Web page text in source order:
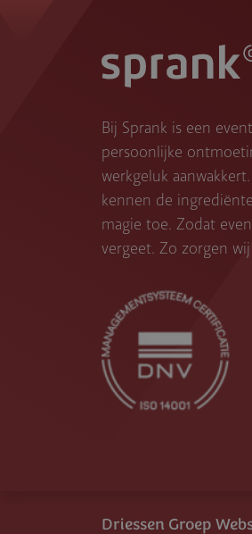
Bij Sprank is een
persoonlijke
werkgeluk
kennen de
magie toe. Zodat
vergeet. Zo zorgen
Driessen Groep